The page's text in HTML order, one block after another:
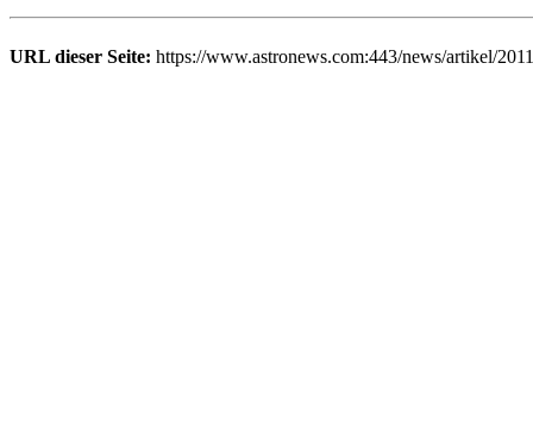
URL dieser Seite: https://www.astronews.com:443/news/artikel/